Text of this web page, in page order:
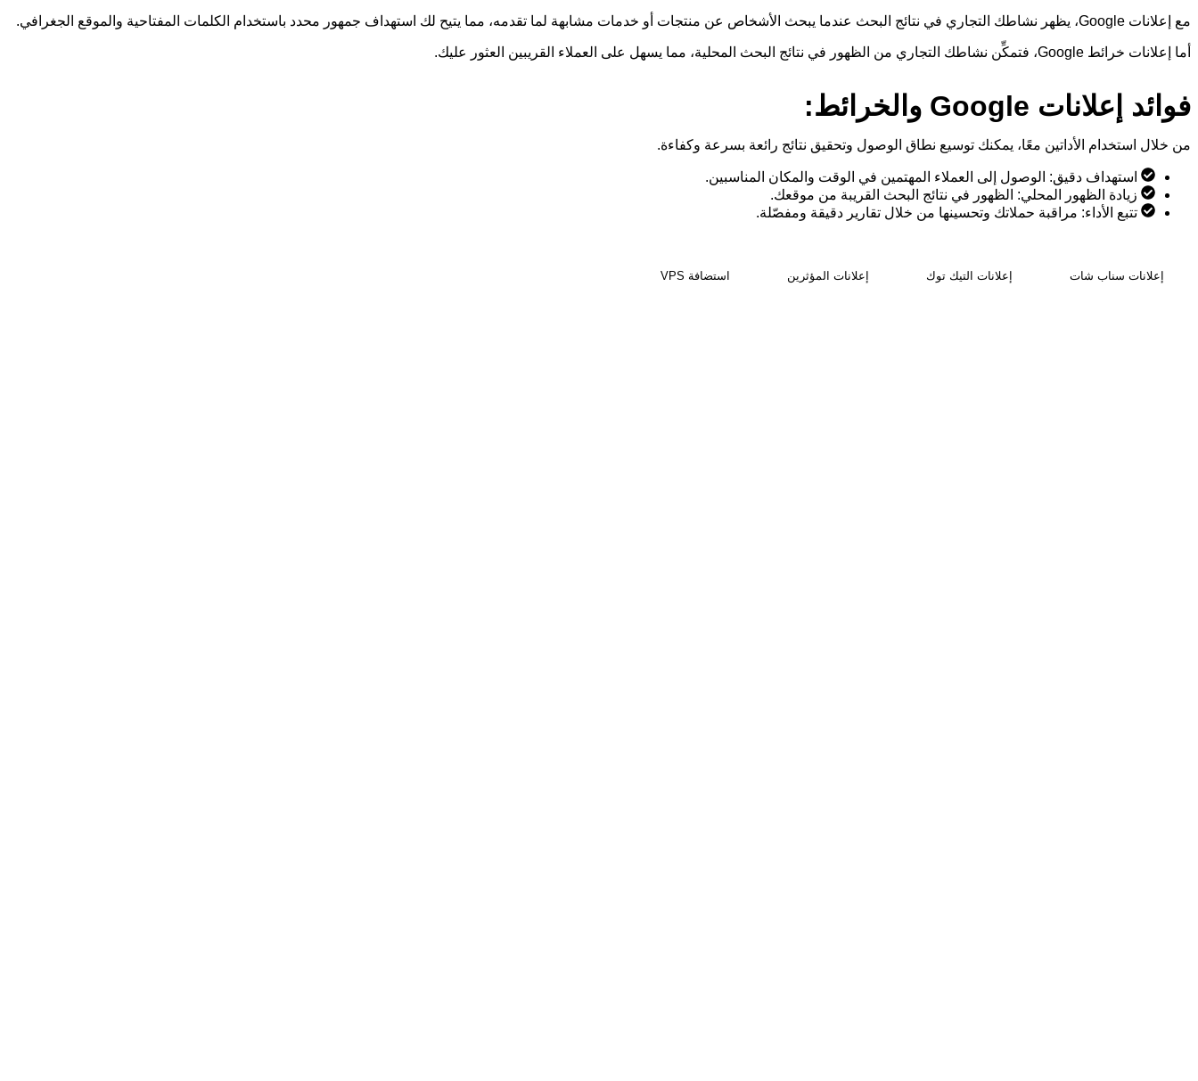
مع إعلانات Google، يظهر نشاطك التجاري في نتائج البحث عندما يبحث الأشخاص عن منتجات أو خدمات مشابهة لما تقدمه، مما يتيح لك استهداف جمهور محدد باستخدام الكلمات المفتاحية والموقع الجغرافي.
أما إعلانات خرائط Google، فتمكِّن نشاطك التجاري من الظهور في نتائج البحث المحلية، مما يسهل على العملاء القريبين العثور عليك.
فوائد إعلانات Google والخرائط:
من خلال استخدام الأداتين معًا، يمكنك توسيع نطاق الوصول وتحقيق نتائج رائعة بسرعة وكفاءة.
استهداف دقيق: الوصول إلى العملاء المهتمين في الوقت والمكان المناسبين.
زيادة الظهور المحلي: الظهور في نتائج البحث القريبة من موقعك.
تتبع الأداء: مراقبة حملاتك وتحسينها من خلال تقارير دقيقة ومفصّلة.
إعلانات سناب شات إعلانات التيك توك إعلانات المؤثرين استضافة VPS